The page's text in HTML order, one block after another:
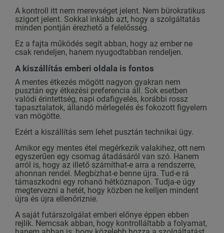
A kontroll itt nem merevséget jelent. Nem bürokratikus
szigort jelent. Sokkal inkább azt, hogy a szolgáltatás
minden pontján érezhető a felelősség.
Ez a fajta működés segít abban, hogy az ember ne
csak rendeljen, hanem nyugodtabban rendeljen.
A kiszállítás emberi oldala is fontos
A mentes étkezés mögött nagyon gyakran nem
pusztán egy étkezési preferencia áll. Sok esetben
valódi érintettség, napi odafigyelés, korábbi rossz
tapasztalatok, állandó mérlegelés és fokozott figyelem
van mögötte.
Ezért a kiszállítás sem lehet pusztán technikai ügy.
Amikor egy mentes étel megérkezik valakihez, ott nem
egyszerűen egy csomag átadásáról van szó. Hanem
arról is, hogy az illető számíthat-e arra a rendszerre,
ahonnan rendel. Megbízhat-e benne újra. Tud-e rá
támaszkodni egy rohanó hétköznapon. Tudja-e úgy
megtervezni a hetét, hogy közben ne kelljen mindent
újra és újra ellenőriznie.
A saját futárszolgálat emberi előnye éppen ebben
rejlik. Nemcsak abban, hogy kontrolláltabb a folyamat,